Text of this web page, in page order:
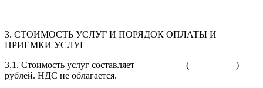
3. СТОИМОСТЬ УСЛУГ И ПОРЯДОК ОПЛАТЫ И
ПРИЕМКИ УСЛУГ
3.1. Стоимость услуг составляет __________ (__________)
рублей. НДС не облагается.